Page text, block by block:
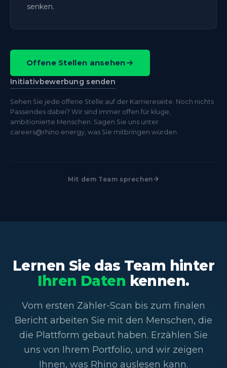
senken.
Offene Stellen ansehen
Initiativbewerbung senden
Sehen Sie jede offene Stelle auf der Karriereseite. Noch nichts
Passendes dabei? Wir sind immer offen für kluge,
ambitionierte Menschen. Sagen Sie uns unter
careers@rhino.energy, was Sie mitbringen würden.
Mit dem Team sprechen
Lernen Sie das Team hinter
Ihren Daten kennen.
Vom ersten Zähler-Scan bis zum finalen
Bericht arbeiten Sie mit den Menschen, die
die Plattform gebaut haben. Erzählen Sie
uns von Ihrem Portfolio, und wir zeigen
Ihnen, was Rhino auslesen kann.